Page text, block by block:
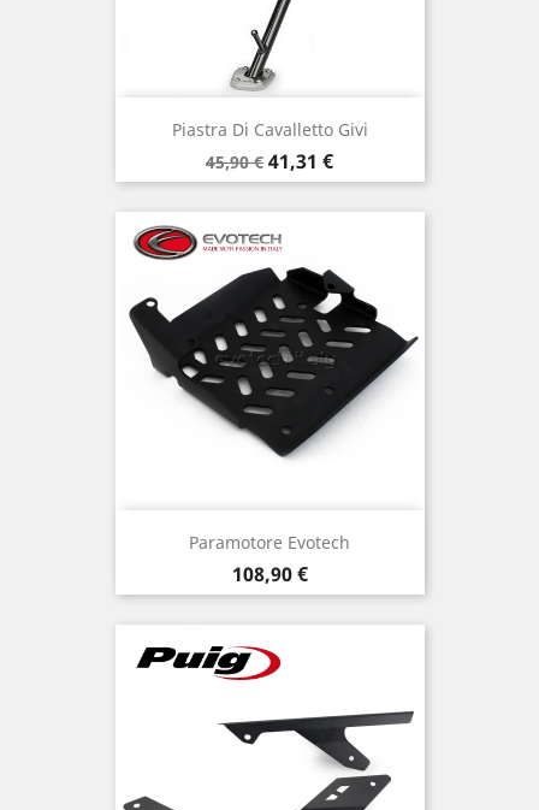
Piastra Di Cavalletto Givi
Prezzo
base
45,90 € Prezzo
41,31 €
Paramotore Evotech
Prezzo
108,90 €